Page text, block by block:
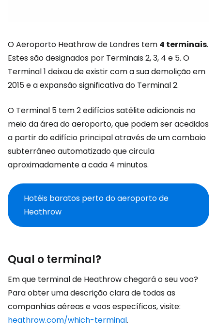
O Aeroporto Heathrow de Londres tem 4 terminais.
Estes são designados por Terminais 2, 3, 4 e 5. O
Terminal 1 deixou de existir com a sua demolição em
2015 e a expansão significativa do Terminal 2.
O Terminal 5 tem 2 edifícios satélite adicionais no
meio da área do aeroporto, que podem ser acedidos
a partir do edifício principal através de um comboio
subterrâneo automatizado que circula
aproximadamente a cada 4 minutos.
Hotéis baratos perto do aeroporto de
Heathrow
Qual o terminal?
Em que terminal de Heathrow chegará o seu voo?
Para obter uma descrição clara de todas as
companhias aéreas e voos específicos, visite:
heathrow.com/which-terminal.